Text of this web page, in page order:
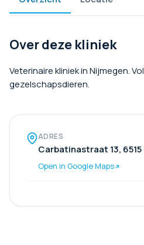
Over deze kliniek
Veterinaire kliniek in Nijmegen.
gezelschapsdieren.
ADRES
Carbatinastraat 13, 6515
Open in Google Maps